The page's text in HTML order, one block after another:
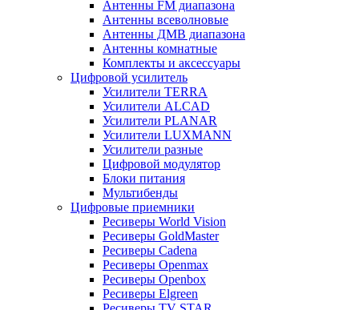
Антенны FM диапазона
Антенны всеволновые
Антенны ДМВ диапазона
Антенны комнатные
Комплекты и аксессуары
Цифровой усилитель
Усилители TERRA
Усилители ALCAD
Усилители PLANAR
Усилители LUXMANN
Усилители разные
Цифровой модулятор
Блоки питания
Мультибенды
Цифровые приемники
Ресиверы World Vision
Ресиверы GoldMaster
Ресиверы Cadena
Ресиверы Openmax
Ресиверы Openbox
Ресиверы Elgreen